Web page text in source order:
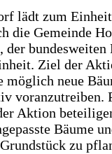
lädt zum
die Gemeinde
der
Ziel der
möglich neue
voranzutreiben.
Aktion
Bäume
zu